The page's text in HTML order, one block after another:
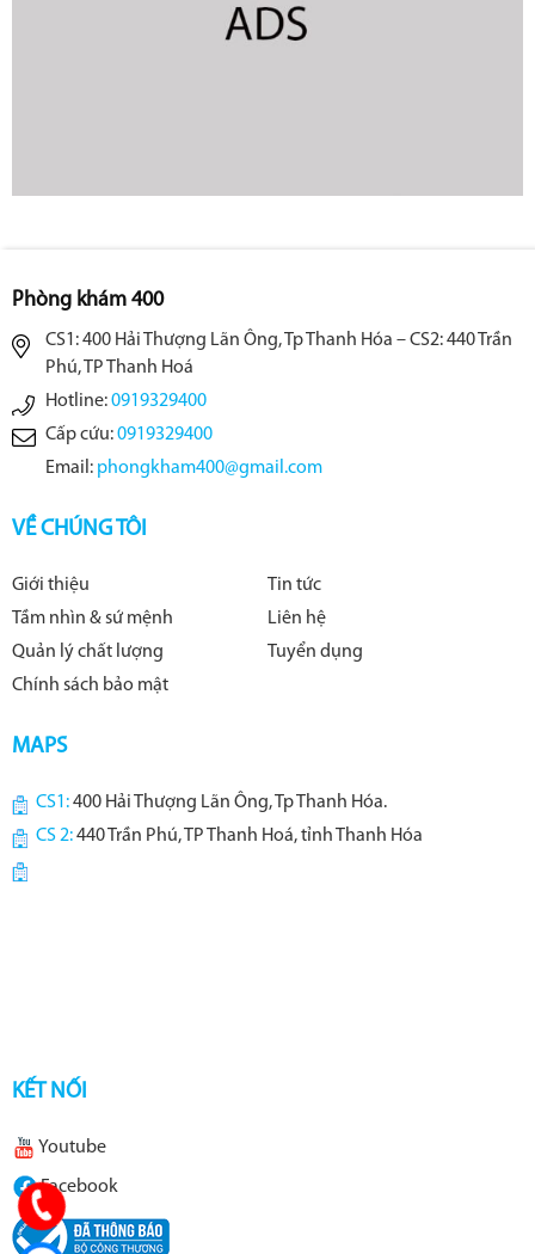
Phòng khám 400
CS1: 400 Hải Thượng Lãn Ông, Tp Thanh Hóa – CS2: 440 Trần
Phú, TP Thanh Hoá
Hotline:0919329400
Cấp cứu:0919329400
Email: phongkham400@gmail.com
VỀ CHÚNG TÔI
Giới thiệu
Tin tức
Tầm nhìn & sứ mệnh
Liên hệ
Quản lý chất lượng
Tuyển dụng
Chính sách bảo mật
MAPS
CS1:400 Hải Thượng Lãn Ông, Tp Thanh Hóa.
CS 2:440 Trần Phú, TP Thanh Hoá, tỉnh Thanh Hóa
KẾT NỐI
Youtube
Facebook